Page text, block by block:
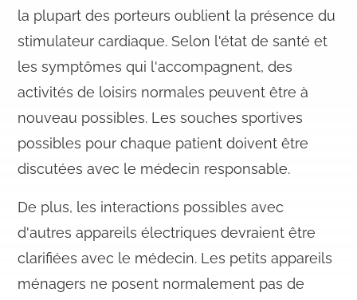
la plupart des porteurs oublient la présence du
stimulateur cardiaque. Selon l'état de santé et
les symptômes qui l'accompagnent, des
activités de loisirs normales peuvent être à
nouveau possibles. Les souches sportives
possibles pour chaque patient doivent être
discutées avec le médecin responsable.
De plus, les interactions possibles avec
d'autres appareils électriques devraient être
clarifiées avec le médecin. Les petits appareils
ménagers ne posent normalement pas de